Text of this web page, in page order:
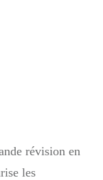
révision en
les